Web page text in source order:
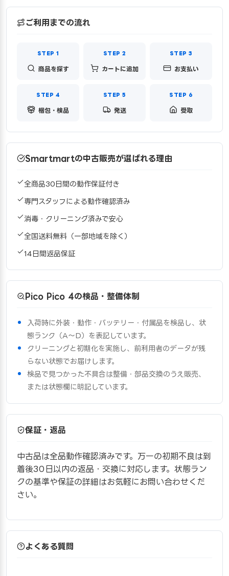
ご利用までの流れ
商品を探す カートに追加 お支払い
梱包・検品 発送 受取
Smartmartの中古販売が選ばれる理由
全商品30日間の動作保証付き
専門スタッフによる動作確認済み
消毒・クリーニング済みで安心
全国送料無料（一部地域を除く）
14日間返品保証
Pico Pico 4の検品・整備体制
入荷時に外装・動作・バッテリー・付属品を検品し、状
態ランク（A〜D）を表記しています。
クリーニングと初期化を実施し、前利用者のデータが残
らない状態でお届けします。
検品で見つかった不具合は整備・部品交換のうえ販売、
または状態欄に明記しています。
保証・返品
中古品は全品動作確認済みです。万一の初期不良は到
着後30日以内の返品・交換に対応します。状態ラン
クの基準や保証の詳細はお気軽にお問い合わせくだ
さい。
よくある質問